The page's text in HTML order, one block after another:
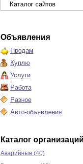
Каталог сайтов
Объявления
Продам
Куплю
Услуги
Работа
Разное
Авто-объявления
Каталог организаций
Аварийные (40)